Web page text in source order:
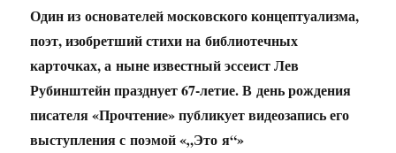
Один из основателей московского концептуализма,
поэт, изобретший стихи на библиотечных
карточках, а ныне известный эссеист Лев
Рубинштейн празднует 67-летие. В день рождения
писателя «Прочтение» публикует видеозапись его
выступления с поэмой «„Это я“»